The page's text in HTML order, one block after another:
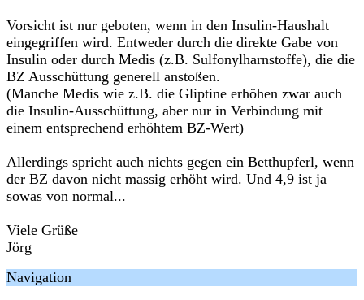
Vorsicht ist nur geboten, wenn in den Insulin-Haushalt
eingegriffen wird. Entweder durch die direkte Gabe von
Insulin oder durch Medis (z.B. Sulfonylharnstoffe), die die
BZ Ausschüttung generell anstoßen.
(Manche Medis wie z.B. die Gliptine erhöhen zwar auch
die Insulin-Ausschüttung, aber nur in Verbindung mit
einem entsprechend erhöhtem BZ-Wert)
Allerdings spricht auch nichts gegen ein Betthupferl, wenn
der BZ davon nicht massig erhöht wird. Und 4,9 ist ja
sowas von normal...
Viele Grüße
Jörg
Navigation